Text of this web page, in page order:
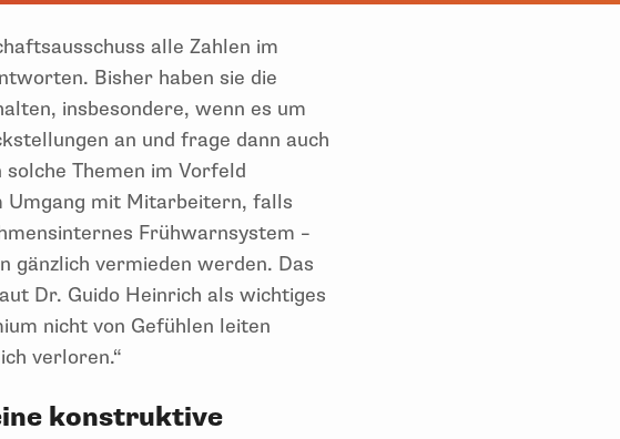
alle Zahlen im
Bisher haben sie die
insbesondere, wenn es um
an und frage dann auch
Themen im Vorfeld
Umgang mit Mitarbeitern, falls
Frühwarnsystem –
gänzlich vermieden werden. Das
Dr. Guido Heinrich als wichtiges
nicht von Gefühlen leiten
verloren.“
konstruktive